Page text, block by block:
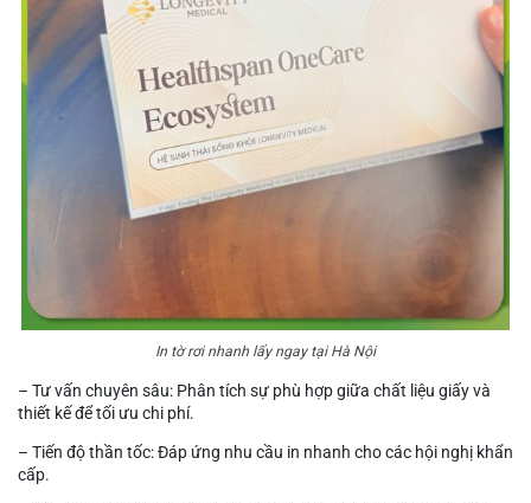
In tờ rơi nhanh lấy ngay tại Hà Nội
– Tư vấn chuyên sâu: Phân tích sự phù hợp giữa chất liệu giấy và
thiết kế để tối ưu chi phí.
– Tiến độ thần tốc: Đáp ứng nhu cầu in nhanh cho các hội nghị khẩn
cấp.